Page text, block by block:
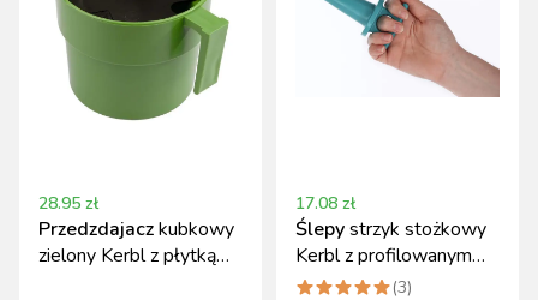
28.95 zł
Przedzdajaczkubkowy
zielony Kerbl z płytką
17.08 zł
Ślepystrzyk stożkowy
Kerbl z profilowanym
uchwytem, tworzywo
(3)